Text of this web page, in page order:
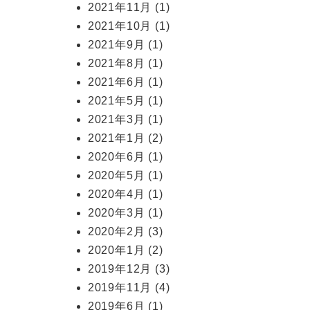
2021年11月
(1)
2021年10月
(1)
2021年9月 (1)
2021年8月 (1)
2021年6月 (1)
2021年5月 (1)
2021年3月 (1)
2021年1月 (2)
2020年6月 (1)
2020年5月 (1)
2020年4月 (1)
2020年3月 (1)
2020年2月 (3)
2020年1月 (2)
2019年12月
(3)
2019年11月
(4)
2019年6月 (1)